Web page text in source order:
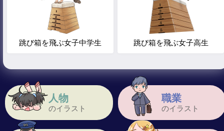
人物
のイラスト
職業
のイラスト
跳び箱を飛ぶ女子中学生 跳び箱を飛ぶ女子高生